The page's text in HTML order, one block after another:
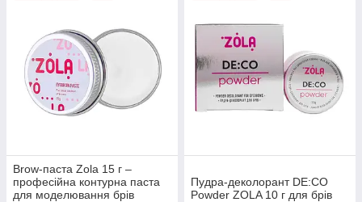
Brow-паста Zola 15 г –
професійна контурна паста
для моделювання брів
Пудра-деколорант DE:CO
Powder ZOLA 10 г для брів